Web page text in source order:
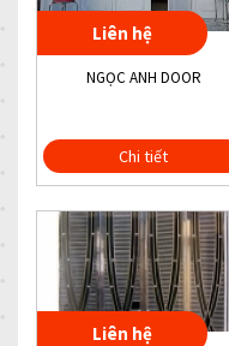
Liên hệ
NGỌC ANH DOOR
Chi tiết
Liên hệ